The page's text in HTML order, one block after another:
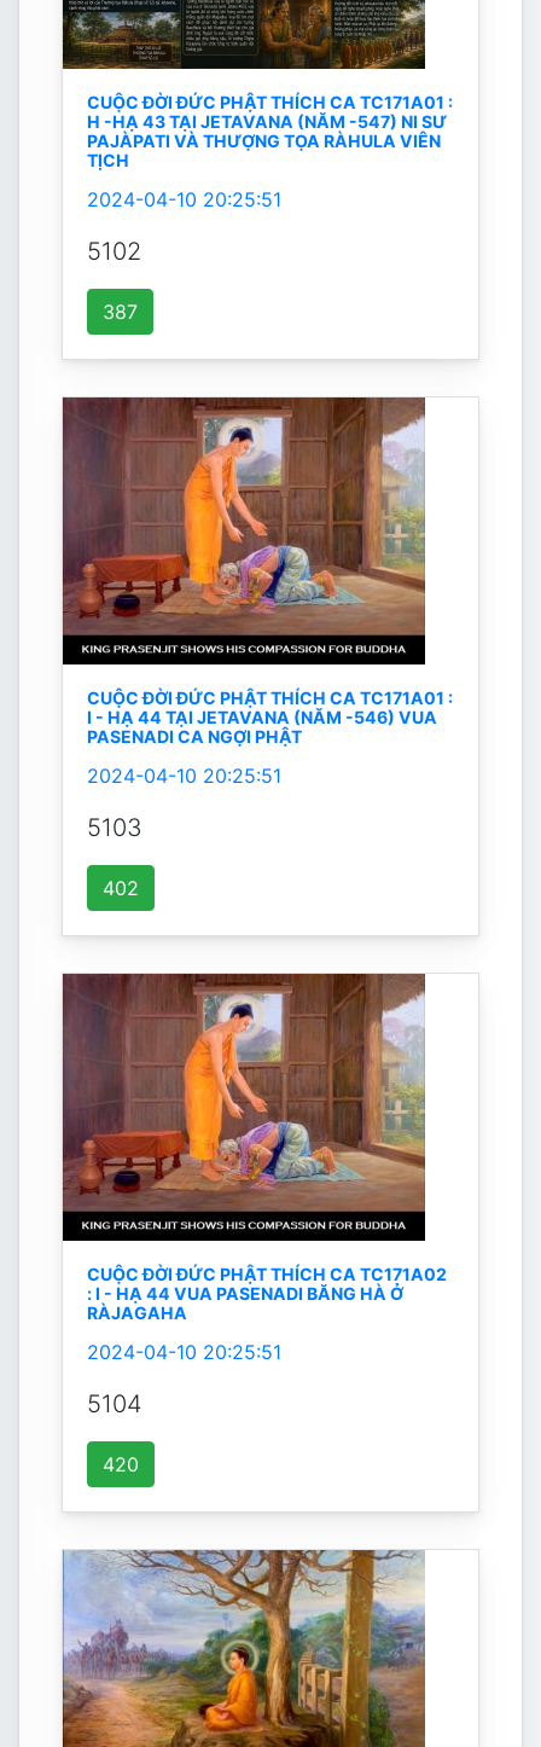
CUỘC ĐỜI ĐỨC PHẬT THÍCH CA TC171A01 :
H -HẠ 43 TẠI JETAVANA (NĂM -547) NI SƯ
PAJÀPATI VÀ THƯỢNG TỌA RÀHULA VIÊN
TỊCH
2024-04-10 20:25:51
5102
387
CUỘC ĐỜI ĐỨC PHẬT THÍCH CA TC171A01 :
I - HẠ 44 TẠI JETAVANA (NĂM -546) VUA
PASENADI CA NGỢI PHẬT
2024-04-10 20:25:51
5103
402
CUỘC ĐỜI ĐỨC PHẬT THÍCH CA TC171A02
: I - HẠ 44 VUA PASENADI BĂNG HÀ Ở
RÀJAGAHA
2024-04-10 20:25:51
5104
420